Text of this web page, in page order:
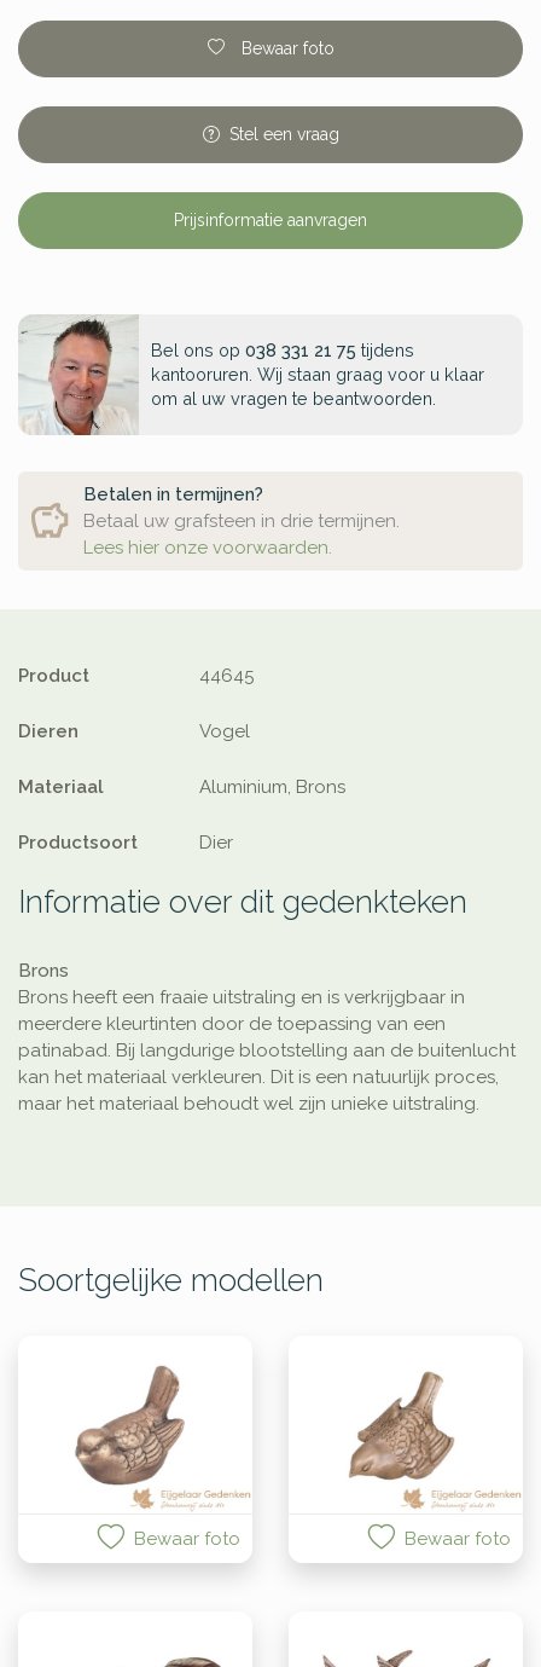
Bewaar foto
Stel een vraag
Prijsinformatie aanvragen
Bel ons op 038 331 21 75 tijdens
kantooruren. Wij staan graag voor u klaar
om al uw vragen te beantwoorden.
Betalen in termijnen?
Betaal uw grafsteen in drie termijnen.
Lees hier onze voorwaarden.
Product 44645
Dieren Vogel
Materiaal Aluminium, Brons
Productsoort Dier
Informatie over dit gedenkteken
Brons
Brons heeft een fraaie uitstraling en is verkrijgbaar in
meerdere kleurtinten door de toepassing van een
patinabad. Bij langdurige blootstelling aan de buitenlucht
kan het materiaal verkleuren. Dit is een natuurlijk proces,
maar het materiaal behoudt wel zijn unieke uitstraling.
Soortgelijke modellen
Bewaar foto Bewaar foto